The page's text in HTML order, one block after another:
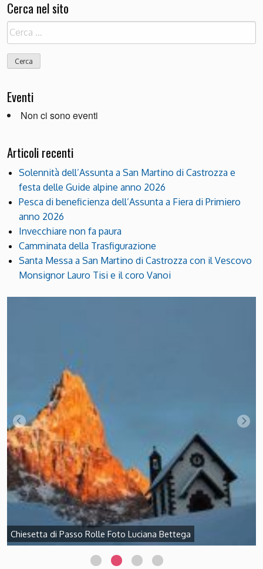
Cerca nel sito
Ricerca
per:
Eventi
Non ci sono eventi
Articoli recenti
Solennità dell’Assunta a San Martino di Castrozza e
festa delle Guide alpine anno 2026
Pesca di beneficienza dell’Assunta a Fiera di Primiero
anno 2026
Invecchiare non fa paura
Camminata della Trasfigurazione
Santa Messa a San Martino di Castrozza con il Vescovo
Monsignor Lauro Tisi e il coro Vanoi
Chiesetta di Passo Rolle Foto Luciana Bettega